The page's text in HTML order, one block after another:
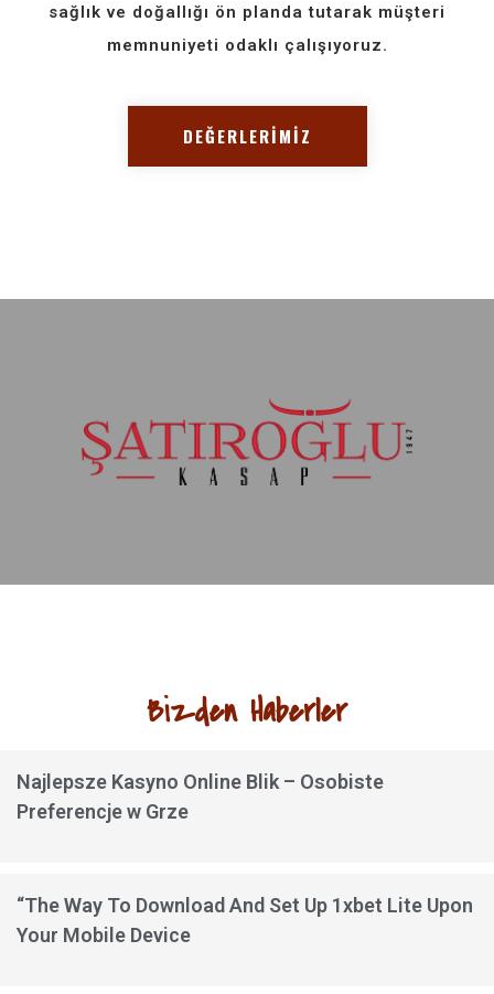
sağlık ve doğallığı ön planda tutarak müşteri
memnuniyeti odaklı çalışıyoruz.
DEĞERLERİMİZ
Bizden Haberler
Najlepsze Kasyno Online Blik – Osobiste
Preferencje w Grze
“The Way To Download And Set Up 1xbet Lite Upon
Your Mobile Device